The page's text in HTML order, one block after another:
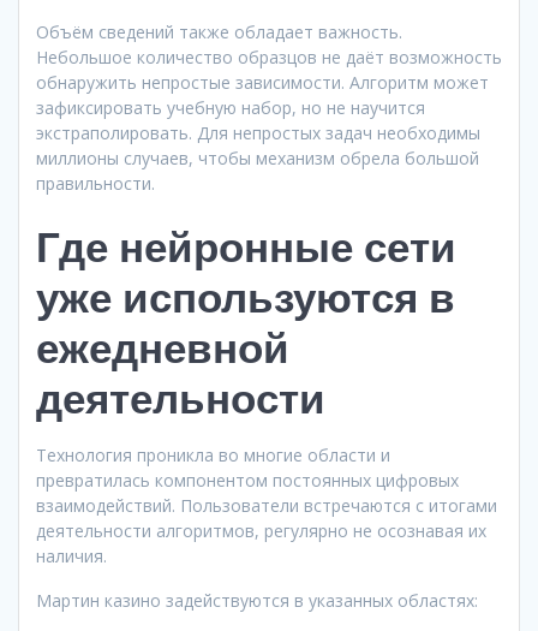
Объём сведений также обладает важность.
Небольшое количество образцов не даёт возможность
обнаружить непростые зависимости. Алгоритм может
зафиксировать учебную набор, но не научится
экстраполировать. Для непростых задач необходимы
миллионы случаев, чтобы механизм обрела большой
правильности.
Где нейронные сети
уже используются в
ежедневной
деятельности
Технология проникла во многие области и
превратилась компонентом постоянных цифровых
взаимодействий. Пользователи встречаются с итогами
деятельности алгоритмов, регулярно не осознавая их
наличия.
Мартин казино задействуются в указанных областях: